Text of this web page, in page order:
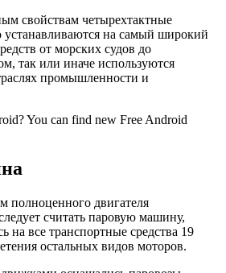
свойствам четырехтактные
устанавливаются на самый широкий
от морских судов до
так или иначе используются
промышленности и
You can find new Free Android
полноценного двигателя
считать паровую машину,
на все транспортные средства 19
остальных видов моторов.